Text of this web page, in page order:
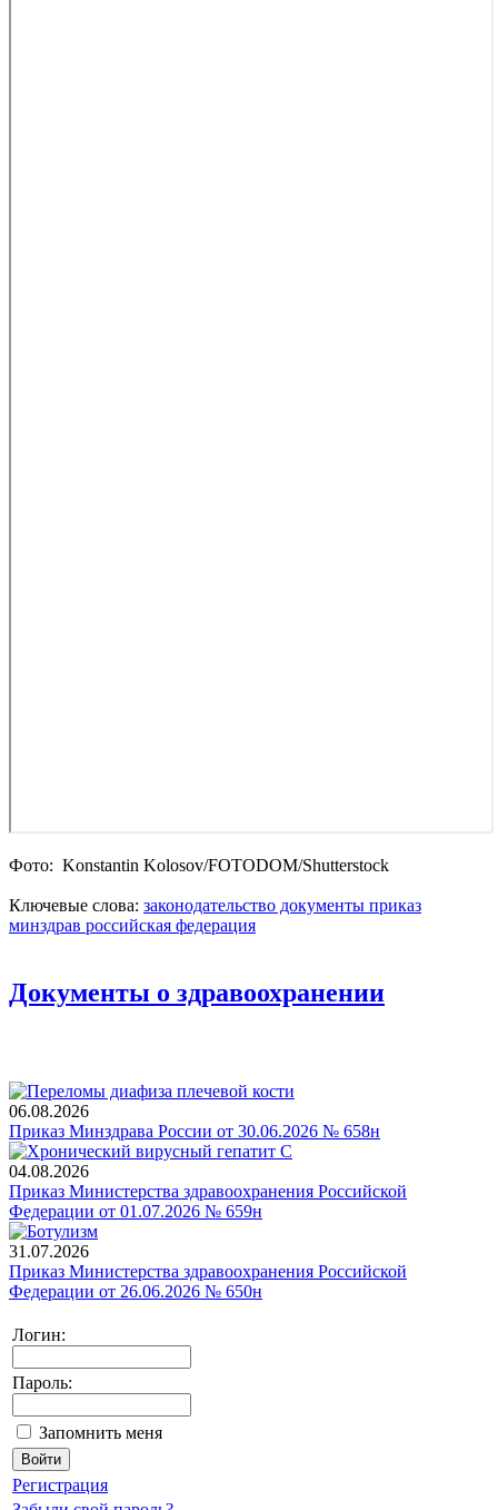
Фото: Konstantin Kolosov/FOTODOM/Shutterstoсk
Ключевые слова: законодательство документы приказ
минздрав российская федерация
Документы о здравоохранении
06.08.2026
Приказ Минздрава России от 30.06.2026 № 658н
04.08.2026
Приказ Министерства здравоохранения Российской
Федерации от 01.07.2026 № 659н
31.07.2026
Приказ Министерства здравоохранения Российской
Федерации от 26.06.2026 № 650н
Логин:
Пароль:
Запомнить меня
Регистрация